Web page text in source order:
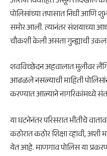
पोलिसांच्या तपासात निधी आणि
समोर आली. त्यानंतर संशयाच्या
चौकशी केली असता गुन्ह्याची
शवविच्छेदन अहवालात मुलीवर
आढळले नसल्याची माहिती
करण्यात आल्याने नागरिकांमध्ये
या घटनेनंतर परिसरात भीतीचे
कठोरात कठोर शिक्षा व्हावी,
येत आहे. माणगाव पोलिस या